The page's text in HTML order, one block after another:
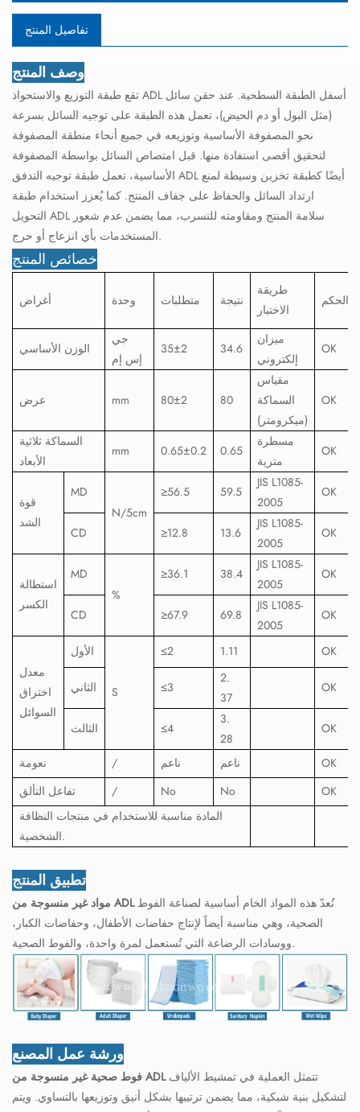
تفاصيل المنتج
وصف المنتج
تقع طبقة التوزيع والاستحواذ ADL أسفل الطبقة السطحية. عند حقن سائل
(مثل البول أو دم الحيض)، تعمل هذه الطبقة على توجيه السائل بسرعة
نحو المصفوفة الأساسية وتوزيعه في جميع أنحاء منطقة المصفوفة
لتحقيق أقصى استفادة منها. قبل امتصاص السائل بواسطة المصفوفة
الأساسية، تعمل طبقة توجيه التدفق ADL أيضًا كطبقة تخزين وسيطة لمنع
ارتداد السائل والحفاظ على جفاف المنتج. كما يُعزز استخدام طبقة
التحويل ADL سلامة المنتج ومقاومته للتسرب، مما يضمن عدم شعور
المستخدمات بأي انزعاج أو حرج.
خصائص المنتج
أغراض وحدة متطلبات نتيجة
طريقة
الاختبار
الحكم
الوزن الأساسي
جي
إس إم
35±2 34.6
ميزان
إلكتروني
OK
عرض mm 80±2 80
مقياس
السماكة
(ميكرومتر)
OK
السماكة ثلاثية
الأبعاد
mm 0.65±0.2 0.65
مسطرة
مترية
OK
قوة
الشد
MD
N/5cm
≥56.5 59.5
JIS L1085-
2005
OK
CD ≥12.8 13.6
JIS L1085-
2005
OK
استطالة
الكسر
MD
%
≥36.1 38.4
JIS L1085-
2005
OK
CD ≥67.9 69.8
JIS L1085-
2005
OK
معدل
اختراق
السوائل
الأول
S
≤2 1.11 OK
الثاني ≤3
2.
37
OK
الثالث ≤4
3.
28
OK
نعومة / ناعم ناعم
OK
تفاعل التألق
/ No No
OK
المادة مناسبة للاستخدام في منتجات النظافة
الشخصية.
تطبيق المنتج
مواد غير منسوجة من ADLتُعدّ هذه المواد الخام أساسية لصناعة الفوط
الصحية، وهي مناسبة أيضاً لإنتاج حفاضات الأطفال، وحفاضات الكبار،
ووسادات الرضاعة التي تُستعمل لمرة واحدة، والفوط الصحية.
ورشة عمل المصنع
فوط صحية غير منسوجة من ADLتتمثل العملية في تمشيط الألياف
لتشكيل بنية شبكية، مما يضمن ترتيبها بشكل أنيق وتوزيعها بالتساوي. ويتم